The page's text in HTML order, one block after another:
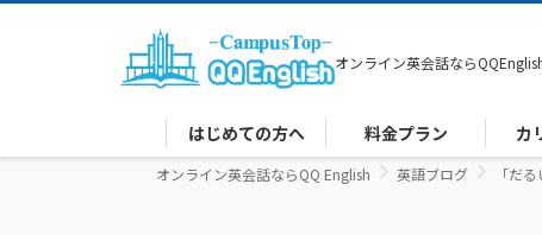
オンライン英会話なら
はじめての方へ 料金プラン カ
オンライン英会話ならQQ English 英語ブログ 「だ